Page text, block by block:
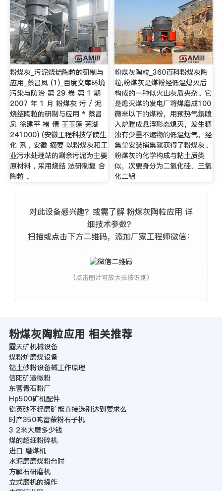
粉煤灰_污泥烧结陶粒的研制与
应用_蔡昌凤 (1)_百度文库环境
污染与防治 第 29 卷 第 1 期
2007 年 1 月 粉煤灰 污 / 泥
烧结陶粒的研制与应用 * 蔡昌
凤 徐建平 褚 倩 王玉莲 芜湖
241000) (安徽工程科技学院生
化 系 , 安徽 摘要 以粉煤灰和工
业污水处理站的剩余污泥为主要
原材料 , 采用烧结 法研制复 合
陶粒 。
粉煤灰陶粒_360百科粉煤灰陶
粒,粉煤灰是煤粉经低温熄灭后
构成的一种似火山灰质夹杂。它
是熄灭煤的发电厂将煤磨成100
微米以下的煤粉，用预热气氛喷
入炉膛成悬浮形态熄灭，发生稠
浊有少量不燃物的低温烟气，经
集尘安装捕集就获得了粉煤灰。
粉煤灰的化学构成与粘土质类
似，次要身分为二氧化硅、三氧
化二铝
对此设备感兴趣？或需了解 粉煤灰陶粒应用 详
细技术参数？
扫描或点击下方二维码，添加厂家工程师微信：
(点击图片可放大长按识别)
粉煤灰陶粒应用 相关推荐
露天矿机械设备
煤粉炉磨煤设备
钴土砂粉设备械工作原理
信阳矿渣微粉
东营青石粉厂
Hp500矿机配件
锆英砂不经磨矿能直接选别达到要求么
时产350吨雷蒙粉石子机
3 2米大磨多少钱
煤的超细粉碎机
进口 磨煤机
水泥磨磨煤粉台时
方解石研磨机
立式磨机的操作